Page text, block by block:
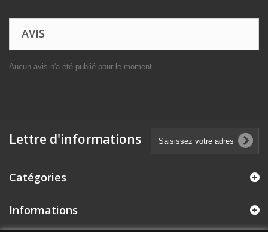
AVIS
Aucun avis n'a été publié pour le moment.
Lettre d'informations
Catégories
Informations